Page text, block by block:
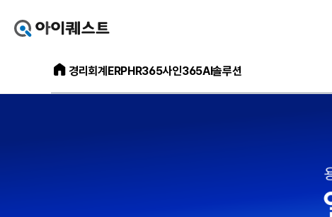
스
얼
아
이
퀘
경리회계 ERPHR365사인365AI솔루션